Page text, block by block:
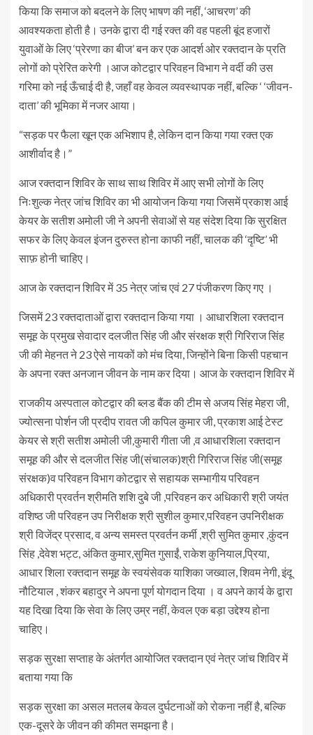
किया कि समाज को बदलने के लिए भाषण की नहीं, ‘आचरण’ की
आवश्यकता होती है। उनके द्वारा दी गई रक्त की वह पहली बूंद हजारों
युवाओं के लिए ‘प्रेरणा का बीज’ बन कर एक आदर्श ओर रक्तदान के प्रति
लोगों को प्रेरित करेगी ।आज कोटद्वार परिवहन विभाग ने वर्दी की उस
गरिमा को नई ऊँचाई दी है, जहाँ वह केवल व्यवस्थापक नहीं, बल्कि ‘ ‘जीवन-
दाता’ की भूमिका में नजर आया।
“सड़क पर फैला खून एक अभिशाप है, लेकिन दान किया गया रक्त एक
आशीर्वाद है।”
आज रक्तदान शिविर के साथ साथ शिविर में आए सभी लोगों के लिए
निःशुल्क नेत्र जांच शिविर का भी आयोजन किया गया जिसमें प्रकाश आई
केयर के सतीश अमोली जी ने अपनी सेवाओं से यह संदेश दिया कि सुरक्षित
सफर के लिए केवल इंजन दुरुस्त होना काफी नहीं, चालक की ‘दृष्टि’ भी
साफ़ होनी चाहिए।
आज के रक्तदान शिविर में 35 नेत्र जांच एवं 27 पंजीकरण किए गए ।
जिसमें 23 रक्तदाताओं द्वारा रक्तदान किया गया । आधारशिला रक्तदान
समूह के प्रमुख सेवादार दलजीत सिंह जी और संरक्षक श्री गिरिराज सिंह
जी की मेहनत ने 23 ऐसे नायकों को मंच दिया, जिन्होंने बिना किसी पहचान
के अपना रक्त अनजान जीवन के नाम कर दिया। आज के रक्तदान शिविर में
राजकीय अस्पताल कोटद्वार की ब्लड बैंक की टीम से अजय सिंह मेहरा जी,
ज्योत्सना पोर्शन जी प्रदीप रावत जी कपिल कुमार जी, प्रकाश आई टेस्ट
केयर से श्री सतीश अमोली जी,कुमारी गीता जी ,व आधारशिला रक्तदान
समूह की और से दलजीत सिंह जी(संचालक)श्री गिरिराज सिंह जी(समूह
संरक्षक)व परिवहन विभाग कोटद्वार से सहायक सम्भागीय परिवहन
अधिकारी प्रवर्तन श्रीमति शशि दुबे जी ,परिवहन कर अधिकारी श्री जयंत
वशिष्ठ जी परिवहन उप निरीक्षक श्री सुशील कुमार,परिवहन उपनिरीक्षक
श्री विजेंद्र प्रसाद, व अन्य समस्त प्रवर्तन कर्मी ,श्री सुमित कुमार ,कुंदन
सिंह ,देवेश भट्ट, अंकित कुमार,सुमित गुसाईं, राकेश कुनियाल,प्रिया,
आधार शिला रक्तदान समूह के स्वयंसेवक याशिका जख्वाल, शिवम नेगी, इंदू
नौटियाल , शंकर बहादुर ने अपना पूर्ण योगदान दिया । व अपने कार्य के द्वारा
यह दिखा दिया कि सेवा के लिए उम्र नहीं, केवल एक बड़ा उद्देश्य होना
चाहिए।
सड़क सुरक्षा सप्ताह के अंतर्गत आयोजित रक्तदान एवं नेत्र जांच शिविर में
बताया गया कि
सड़क सुरक्षा का असल मतलब केवल दुर्घटनाओं को रोकना नहीं है, बल्कि
एक-दूसरे के जीवन की कीमत समझना है।